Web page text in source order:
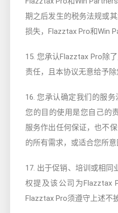
期之后发生的税务法规或
损失，Flazztax Pro和Win
15. 您承认Flazztax Pro除
责任，且本协议无意给予除
16. 您承认确定我们的服
您的目的使用是您自己的
服务作出任何保证，也不
的所有需求，或适合您所意
17. 出于促销、培训或相同
权提及该公司为Flazztax
Flazztax Pro须遵守上述不